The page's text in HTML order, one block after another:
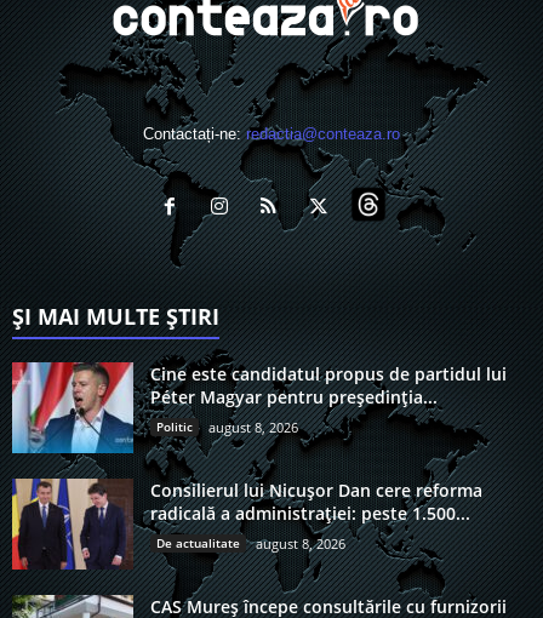
Contactați-ne:redactia@conteaza.ro
ȘI MAI MULTE ȘTIRI
Cine este candidatul propus de partidul lui
Péter Magyar pentru președinția...
Politic august 8, 2026
Consilierul lui Nicușor Dan cere reforma
radicală a administrației: peste 1.500...
De actualitate august 8, 2026
CAS Mureș începe consultările cu furnizorii